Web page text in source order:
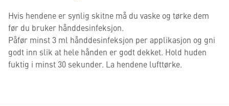
Hvis hendene er synlig skitne må du vaske og tørke dem
før du bruker hånddesinfeksjon.
Påfør minst 3 ml hånddesinfeksjon per applikasjon og gni
godt inn slik at hele hånden er godt dekket. Hold huden
fuktig i minst 30 sekunder. La hendene lufttørke.